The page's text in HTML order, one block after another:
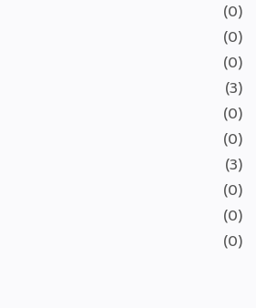
(0)
(0)
(0)
(3)
(0)
(0)
(3)
(0)
(0)
(0)